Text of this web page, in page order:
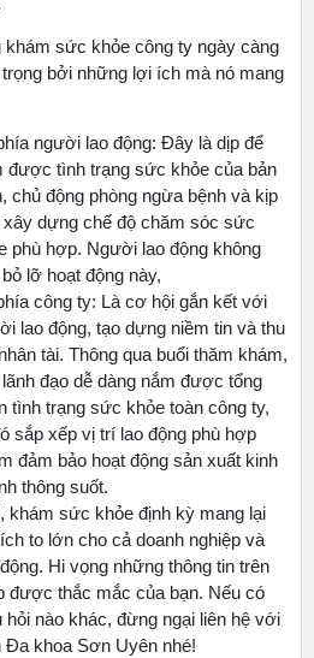
khám sức khỏe công ty ngày càng
bởi những lợi ích mà nó mang
người lao động: Đây là dịp để
được tình trạng sức khỏe của bản
chủ động phòng ngừa bệnh và kịp
dựng chế độ chăm sóc sức
phù hợp. Người lao động không
lỡ hoạt động này,
công ty: Là cơ hội gắn kết với
lao động, tạo dựng niềm tin và thu
tài. Thông qua buổi thăm khám,
lãnh đạo dễ dàng nắm được tổng
tình trạng sức khỏe toàn công ty,
sắp xếp vị trí lao động phù hợp
đảm bảo hoạt động sản xuất kinh
thông suốt.
khám sức khỏe định kỳ mang lại
to lớn cho cả doanh nghiệp và
Hi vọng những thông tin trên
được thắc mắc của bạn. Nếu có
hỏi nào khác, đừng ngại liên hệ với
Đa khoa Sơn Uyên nhé!